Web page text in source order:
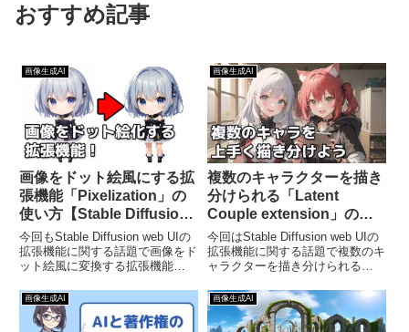
おすすめ記事
画像生成AI
画像をドット絵風にする拡
張機能「Pixelization」の
使い方【Stable Diffusion
web UI】
今回もStable Diffusion web UIの
拡張機能に関する話題で画像をド
ット絵風に変換する拡張機能
介するという内容になっていま
す。Stable Diffusion web UIの拡
張機能...
画像生成AI
複数のキャラクターを描き
分けられる「Latent
Couple extension」の使
い方【Stable Diffusion
web UI】
今回はStable Diffusion web UIの
拡張機能に関する話題で複数のキ
ャラクターを描き分けられる
い方を丁寧にご紹介するという内
容になっています。Stable
Diffusi...
画像生成AI 画像生成AI